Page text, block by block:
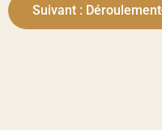
Suivant : Déroulement